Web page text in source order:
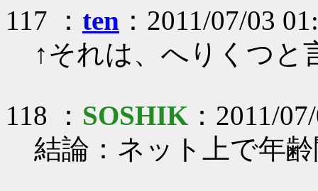
117 ： ten ：2011/07/03
↑それは、へりくつと
118 ： SOSHIK ：2011/
結論：ネット上で年